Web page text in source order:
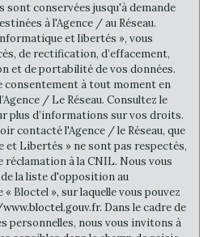
famille
0,83
51,39 %
81,25 %
44,18 %
55,82 %
4,99 %
sont conservées jusqu'à demande
à l'Agence / au Réseau.
et libertés », vous
de rectification, d’effacement,
et de portabilité de vos données.
consentement à tout moment en
/ Le Réseau. Consultez le
plus d’informations sur vos droits.
contacté l'Agence / le Réseau, que
Libertés » ne sont pas respectés,
réclamation à la CNIL. Nous vous
la liste d'opposition au
Bloctel », sur laquelle vous pouvez
. Dans le cadre de
personnelles, nous vous invitons à